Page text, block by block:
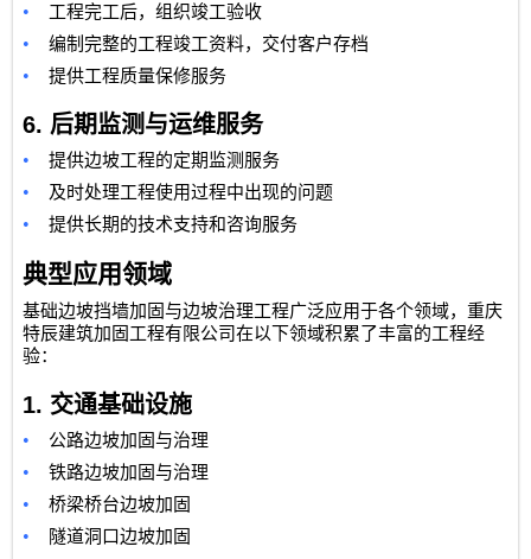
• 工程完工后，组织竣工验收
• 编制完整的工程竣工资料，交付客户存档
• 提供工程质量保修服务
6.后期监测与运维服务
• 提供边坡工程的定期监测服务
• 及时处理工程使用过程中出现的问题
• 提供长期的技术支持和咨询服务
典型应用领域
基础边坡挡墙加固与边坡治理工程广泛应用于各个领域，重庆
特辰建筑加固工程有限公司在以下领域积累了丰富的工程经
验：
1.交通基础设施
• 公路边坡加固与治理
• 铁路边坡加固与治理
• 桥梁桥台边坡加固
• 隧道洞口边坡加固